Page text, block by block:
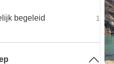
begeleid 1